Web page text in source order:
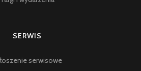
SERWIS
serwisowe